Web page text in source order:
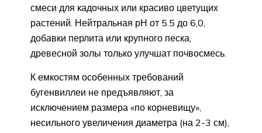
смеси для кадочных или красиво цветущих
растений. Нейтральная рН от 5.5 до 6,0,
добавки перлита или крупного песка,
древесной золы только улучшат почвосмесь.
К емкостям особенных требований
бугенвиллеи не предъявляют, за
исключением размера «по корневищу»,
несильного увеличения диаметра (на 2-3 см),